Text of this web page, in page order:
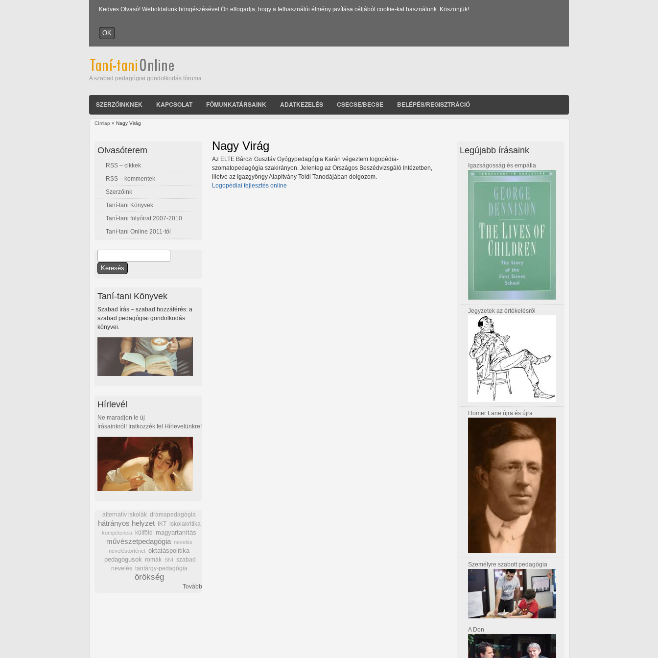
Kedves Olvasó! Weboldalunk böngészésével Ön elfogadja, hogy a felhasználói élmény javítása céljából cookie-kat használunk. Köszönjük!
A szabad pedagógiai gondolkodás fóruma
SZERZŐINKNEK KAPCSOLAT FŐMUNKATÁRSAINK ADATKEZELÉS CSECSE/BECSE BELÉPÉS/REGISZTRÁCIÓ
Címlap » Nagy Virág
Nagy Virág
Az ELTE Bárczi Gusztáv Gyógypedagógia Karán végeztem logopédia-
szomatopedagógia szakirányon. Jelenleg az Országos Beszédvizsgáló Intézetben,
illetve az Igazgyöngy Alapítvány Toldi Tanodájában dolgozom.
Logopédiai fejlesztés online
Olvasóterem
RSS – cikkek
RSS – kommentek
Szerzőink
Taní-tani Könyvek
Taní-tani folyóirat 2007-2010
Taní-tani Online 2011-től
Keresés űrlap
Taní-tani Könyvek
Szabad írás – szabad hozzáférés: a
szabad pedagógiai gondolkodás
könyvei.
Hírlevél
Ne maradjon le új
írásainkról! Iratkozzék fel Hírlevelünkre!
alternatív iskolák drámapedagógia
hátrányos helyzet IKT iskolakritika
kompetencia külföld magyartanítás
művészetpedagógia
nevelés
neveléstörténet oktatáspolitika
pedagógusok romák SNI szabad
nevelés tantárgy-pedagógia
örökség
Tovább
Legújabb írásaink
Igazságosság és empátia
Jegyzetek az értékelésről
Homer Lane újra és újra
Személyre szabott pedagógia
A Don